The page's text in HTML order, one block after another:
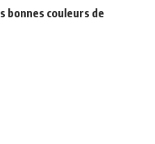
bonnes couleurs de